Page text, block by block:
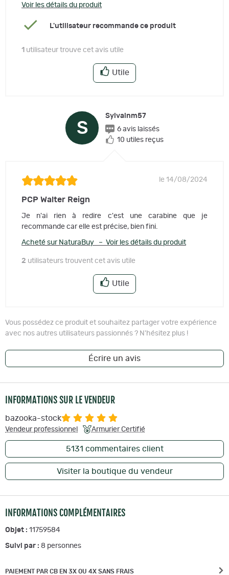
Voir les détails du produit
L'utilisateur recommande ce produit
1 utilisateur trouve cet avis utile
Utile
S
Sylvainm57
6 avis laissés
10 utiles reçus
le 14/08/2024
PCP Walter Reign
Je n'ai rien à redire c'est une carabine que je
recommande car elle est précise, bien fini.
Acheté sur NaturaBuy – Voir les détails du produit
2 utilisateurs trouvent cet avis utile
Utile
Vous possédez ce produit et souhaitez partager votre expérience
avec nos autres utilisateurs passionnés ? N'hésitez plus !
Écrire un avis
INFORMATIONS SUR LE VENDEUR
bazooka-stock
Vendeur professionnel Armurier Certifié
5131 commentaires client
Visiter la boutique du vendeur
INFORMATIONS COMPLÉMENTAIRES
Objet : 11759584
Suivi par : 8 personnes
PAIEMENT PAR CB EN 3X OU 4X SANS FRAIS